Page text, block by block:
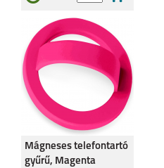
Mágneses telefontartó
gyűrű, Magenta